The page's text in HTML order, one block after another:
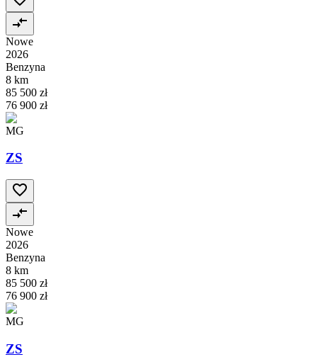
Nowe
2026
Benzyna
8 km
85 500 zł
76 900 zł
MG
ZS
Nowe
2026
Benzyna
8 km
85 500 zł
76 900 zł
MG
ZS